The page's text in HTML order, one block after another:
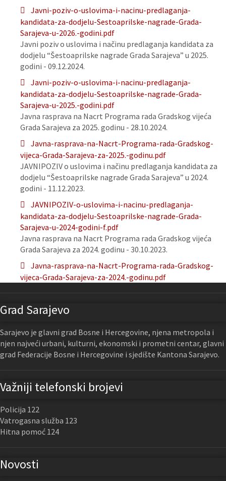
Javni-poziv-o-uslovima-i-nacinu-predlaganja-
kandidata-za-dodjelu-Sestoaprilske-nagrade-Grada-
Sarajeva-u-2026.-godini.pdf
Javni poziv o uslovima i načinu predlaganja kandidata za
dodjelu “Šestoaprilske nagrade Grada Sarajeva” u 2025.
godini - 09.12.2024.
Javni-poziv-o-uslovima-i-nacinu-predlaganja-
kandidata-za-dodjelu-Sestoaprilske-nagrade-Grada-
Sarajeva-u-2025.-godini.pdf
Javna rasprava na Nacrt Programa rada Gradskog vijeća
Grada Sarajeva za 2025. godinu - 28.10.2024.
Javna-rasprava-na-Nacrt-Programa-rada-Gradskog-
vijeca-Grada-Sarajeva-za-2025.-godinu.pdf
JAVNIPOZIV o uslovima i načinu predlaganja kandidata za
dodjelu “Šestoaprilske nagrade Grada Sarajeva” u 2024.
godini - 11.12.2023.
JAVNIPOZIV-o-uslovima-i-nacinu-predlaganja-
kandidata-za-dodjelu-Sestoaprilske-nagrade-Grada-
Sarajeva-u-2024-godini-f.pdf
Javna rasprava na Nacrt Programa rada Gradskog vijeća
Grada Sarajeva za 2024. godinu - 30.10.2023.
Javna-rasprava-na-Nacrt-Programa-rada-Gradskog-
vijeca-Grada-Sarajeva-za-2024.-godinu.pdf
Grad Sarajevo
Sarajevo je glavni grad Bosne i Hercegovine, njena metropola i
njen najveći urbani, kulturni, ekonomski i prometni centar, glavni
grad Federacije Bosne i Hercegovine i sjedište Kantona Sarajevo.
Važniji telefonski brojevi
Policija 122
Vatrogasna služba 123
Hitna pomoć 124
Novosti